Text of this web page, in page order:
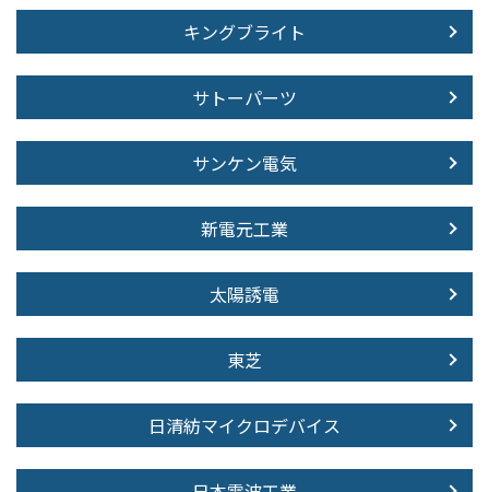
キングブライト
サトーパーツ
サンケン電気
新電元工業
太陽誘電
東芝
日清紡マイクロデバイス